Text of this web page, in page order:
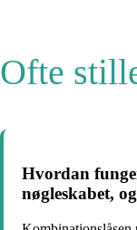
Ofte
Hvordan
nøgleskabet,